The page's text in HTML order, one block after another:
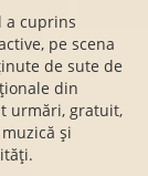
a cuprins
pe scena
de sute de
din
urmări, gratuit,
și